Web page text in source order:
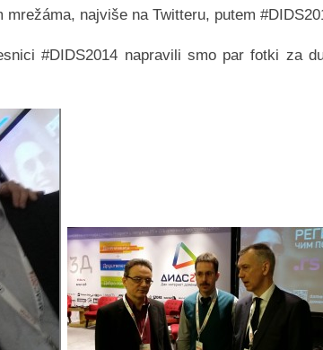
najviše na Twitteru, putem
#DIDS2014 napravili smo par fotki za